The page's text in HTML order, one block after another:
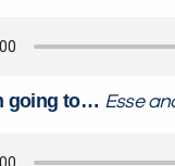
going to… Esse